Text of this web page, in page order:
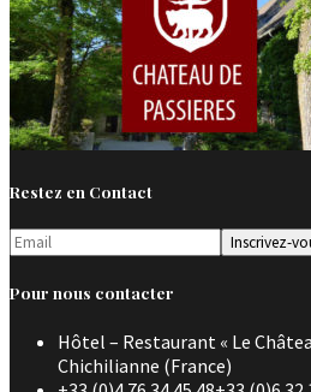
Restez en Contact
Pour nous contacter
Hôtel – Restaurant « Le
Chichilianne (France)